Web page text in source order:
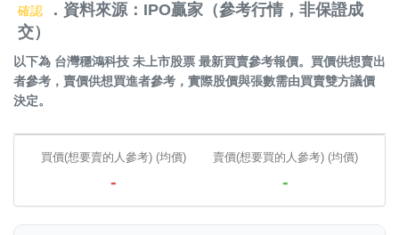
確認
．資料來源：IPO贏家（參考行情，非保證成
交）
以下為 台灣穩鴻科技 未上市股票 最新買賣參考報價。買價供想賣出
者參考，賣價供想買進者參考，實際股價與張數需由買賣雙方議價
決定。
買價(想要賣的人參考) (均價)
-
賣價(想要買的人參考) (均價)
-